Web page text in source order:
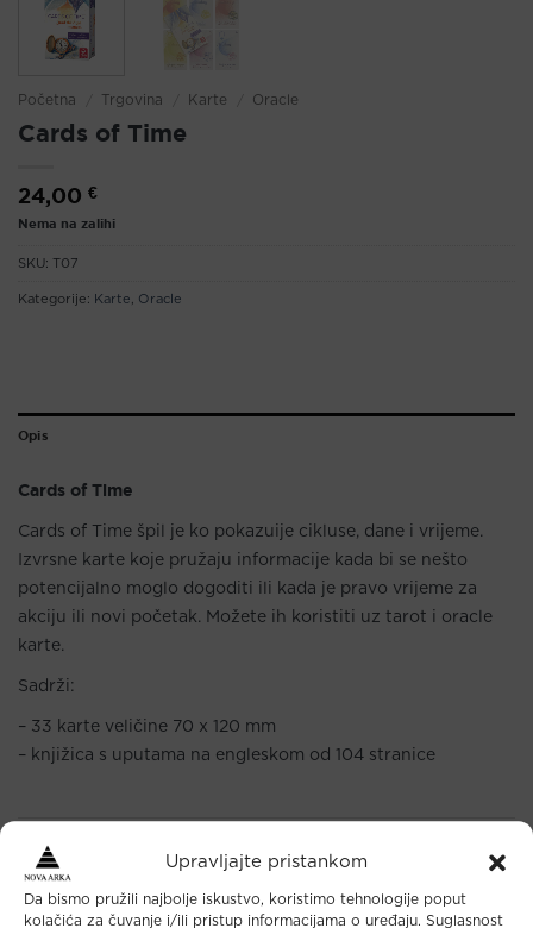
Upravljajte pristankom
Da bismo pružili najbolje iskustvo, koristimo tehnologije poput
kolačića za čuvanje i/ili pristup informacijama o uređaju. Suglasnost
Početna Trgovina Karte Oracle
Cards of Time
24,00 €
Nema na zalihi
SKU: T07
Kategorije: Karte Oracle
Opis
Cards of Time
Cards of Time špil je ko pokazuije cikluse, dane i vrijeme.
Izvrsne karte koje pružaju informacije kada bi se nešto
potencijalno moglo dogoditi ili kada je pravo vrijeme za
akciju ili novi početak. Možete ih koristiti uz tarot i oracle
karte.
Sadrži:
– 33 karte veličine 70 x 120 mm
– knjižica s uputama na engleskom od 104 stranice
Maloprodaja